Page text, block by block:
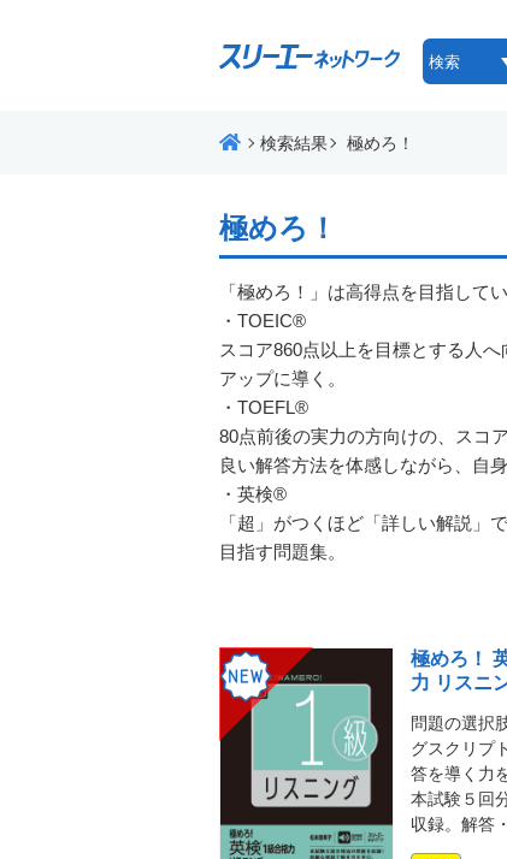
検索結果 極めろ！
極めろ！
「極めろ！」は高得点を目指して
・TOEIC®
スコア860点以上を目標とする人
アップに導く。
・TOEFL®
80点前後の実力の方向けの、スコ
良い解答方法を体感しながら、自
・英検®
「超」がつくほど「詳しい解説」
目指す問題集。
極めろ！
力 リスニ
問題の選択
グスクリプ
答を導く力
本試験５回
収録。解答